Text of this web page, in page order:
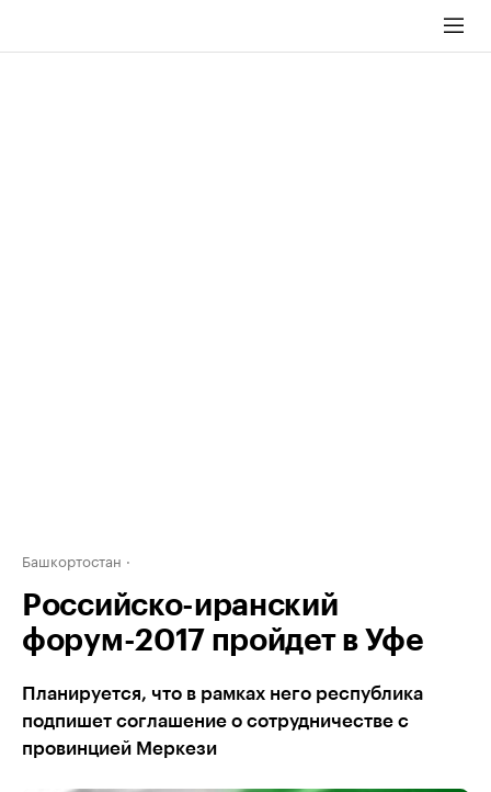
Башкортостан
Российско-иранский
форум-2017 пройдет в Уфе
Планируется, что в рамках него республика
подпишет соглашение о сотрудничестве с
провинцией Меркези